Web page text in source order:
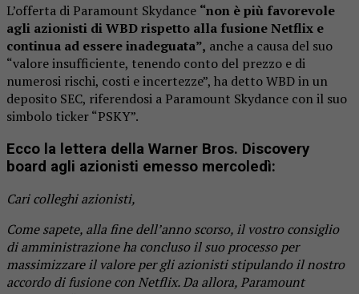
L’offerta di Paramount Skydance “non è più favorevole
agli azionisti di WBD rispetto alla fusione Netflix e
continua ad essere inadeguata”, anche a causa del suo
“valore insufficiente, tenendo conto del prezzo e di
numerosi rischi, costi e incertezze”, ha detto WBD in un
deposito SEC, riferendosi a Paramount Skydance con il suo
simbolo ticker “PSKY”.
Ecco la lettera della Warner Bros. Discovery
board agli azionisti emesso mercoledì:
Cari colleghi azionisti,
Come sapete, alla fine dell’anno scorso, il vostro consiglio
di amministrazione ha concluso il suo processo per
massimizzare il valore per gli azionisti stipulando il nostro
accordo di fusione con Netflix. Da allora, Paramount